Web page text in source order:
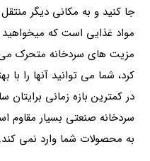
جا کنید و به مکانی دیگر
مواد غذایی است که
مزیت های سردخانه متحرک می
کرد، شما می توانید آنها را با
در کمترین بازه زمانی
سردخانه صنعتی بسیار
به محصولات شما وارد نمی کند.